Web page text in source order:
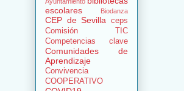
escolares
Biodanza
CEP de Sevilla
ceps
Comisión TIC
Competencias clave
Comunidades de
Aprendizaje
Convivencia
COOPERATIVO